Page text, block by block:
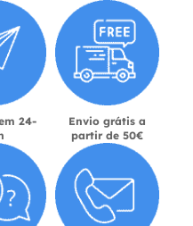
24-
Envio grátis a
partir de 50€